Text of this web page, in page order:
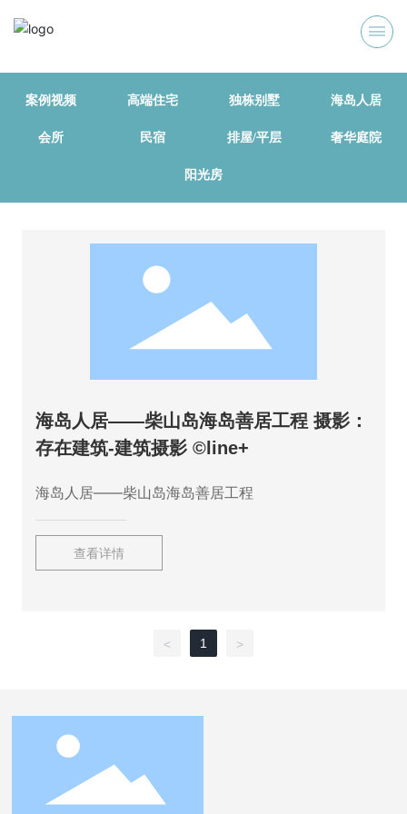
案例视频 高端住宅 独栋别墅 海岛人居
会所 民宿 排屋/平层 奢华庭院
阳光房
海岛人居——柴山岛海岛善居工程 摄影：
存在建筑-建筑摄影 ©line+
海岛人居——柴山岛海岛善居工程
查看详情
< 1 >